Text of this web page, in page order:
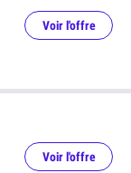
Voir l'offre
Voir l'offre